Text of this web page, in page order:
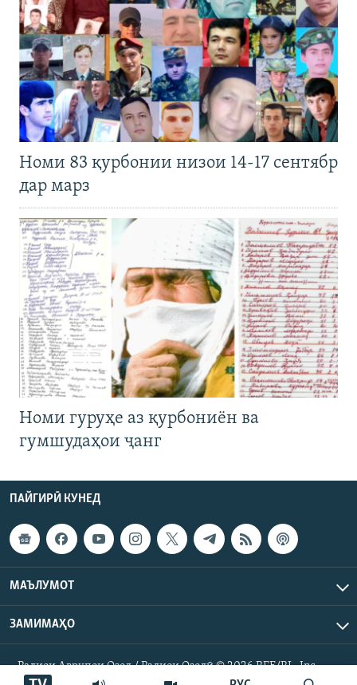
Номи 83 қурбонии низои 14-17 сентябр
дар марз
Номи гуруҳе аз қурбониён ва
гумшудаҳои ҷанг
ПАЙГИРӢ КУНЕД
МАЪЛУМОТ
ЗАМИМАҲО
Радиои Аврупои Озод / Радиои Озодӣ © 2026 RFE/RL. Inc.
Ҳамаи ҳуқуқ маҳфуз аст.